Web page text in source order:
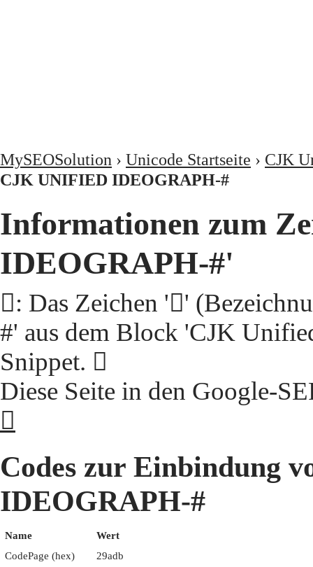
MySEOSolution › Unicode Startseite › CJK
CJK UNIFIED IDEOGRAPH-#
Informationen zum
IDEOGRAPH-#'
𩫛: Das Zeichen '𩫛'
#' aus dem Block 'CJK
Snippet. 𩫛
Diese Seite in den Google-
𩫛
Codes zur Einbindung
IDEOGRAPH-#
Name
Wert
CodePage (hex)
29adb